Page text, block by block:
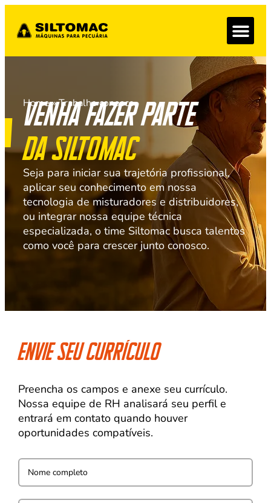
Home»Trabalhe conosco
Venha fazer parte
da Siltomac
Seja para iniciar sua trajetória profissional,
aplicar seu conhecimento em nossa
tecnologia de misturadores e distribuidores,
ou integrar nossa equipe técnica
especializada, o time Siltomac busca talentos
como você para crescer junto conosco.
Envie seu currículo
Preencha os campos e anexe seu currículo.
Nossa equipe de RH analisará seu perfil e
entrará em contato quando houver
oportunidades compatíveis.